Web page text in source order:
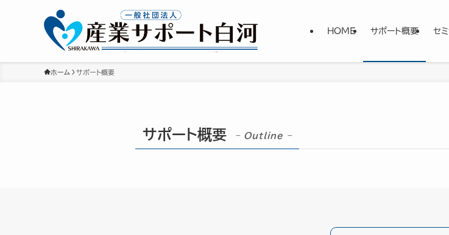
HOME サポート概要 セ
ホーム サポート概要
サポート概要 – Outline –